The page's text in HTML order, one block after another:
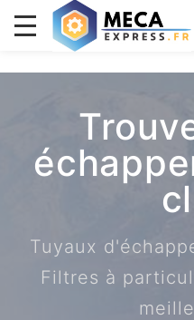
Tuyaux
Filtres à